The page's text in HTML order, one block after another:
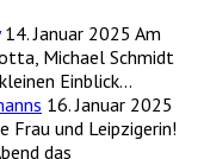
14. Januar 2025 Am
Michael Schmidt
Einblick…
16. Januar 2025
Frau und Leipzigerin!
das